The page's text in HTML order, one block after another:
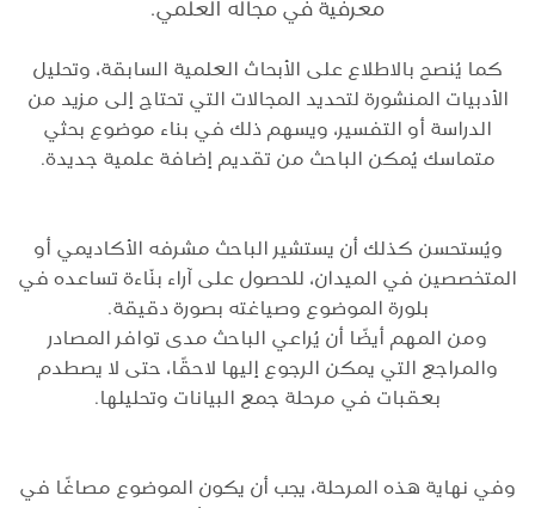
معرفية في مجاله العلمي.
كما يُنصح بالاطلاع على الأبحاث العلمية السابقة، وتحليل
الأدبيات المنشورة لتحديد المجالات التي تحتاج إلى مزيد من
الدراسة أو التفسير، ويسهم ذلك في بناء موضوع بحثي
متماسك يُمكن الباحث من تقديم إضافة علمية جديدة.
ويُستحسن كذلك أن يستشير الباحث مشرفه الأكاديمي أو
المتخصصين في الميدان، للحصول على آراء بنّاءة تساعده في
بلورة الموضوع وصياغته بصورة دقيقة.
ومن المهم أيضًا أن يُراعي الباحث مدى توافر المصادر
والمراجع التي يمكن الرجوع إليها لاحقًا، حتى لا يصطدم
بعقبات في مرحلة جمع البيانات وتحليلها.
وفي نهاية هذه المرحلة، يجب أن يكون الموضوع مصاغًا في